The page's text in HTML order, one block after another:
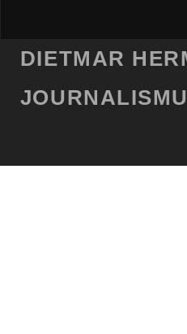
DIETMAR